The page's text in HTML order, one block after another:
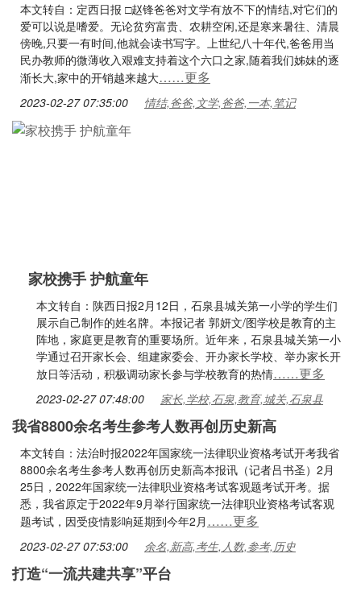
本文转自：定西日报 □赵锋爸爸对文学有放不下的情结,对它们的
爱可以说是嗜爱。无论贫穷富贵、农耕空闲,还是寒来暑往、清晨
傍晚,只要一有时间,他就会读书写字。上世纪八十年代,爸爸用当
民办教师的微薄收入艰难支持着这个六口之家,随着我们姊妹的逐
渐长大,家中的开销越来越大……更多
2023-02-27 07:35:00 情结,爸爸,文学,爸爸,一本,笔记
家校携手 护航童年
本文转自：陕西日报2月12日，石泉县城关第一小学的学生们
展示自己制作的姓名牌。本报记者 郭妍文/图学校是教育的主
阵地，家庭更是教育的重要场所。近年来，石泉县城关第一小
学通过召开家长会、组建家委会、开办家长学校、举办家长开
放日等活动，积极调动家长参与学校教育的热情……更多
2023-02-27 07:48:00 家长,学校,石泉,教育,城关,石泉县
我省8800余名考生参考人数再创历史新高
本文转自：法治时报2022年国家统一法律职业资格考试开考我省
8800余名考生参考人数再创历史新高本报讯（记者吕书圣）2月
25日，2022年国家统一法律职业资格考试客观题考试开考。据
悉，我省原定于2022年9月举行国家统一法律职业资格考试客观
题考试，因受疫情影响延期到今年2月 ……更多
2023-02-27 07:53:00 余名,新高,考生,人数,参考,历史
打造“一流共建共享”平台